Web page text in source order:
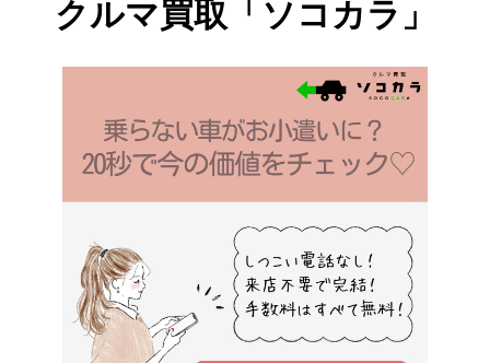
クルマ買取「ソコカラ」